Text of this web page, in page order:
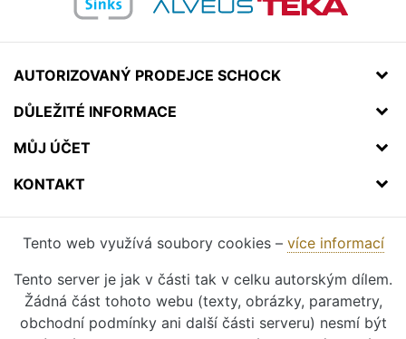
AUTORIZOVANÝ PRODEJCE SCHOCK
DŮLEŽITÉ INFORMACE
MŮJ ÚČET
KONTAKT
Tento web využívá soubory cookies – více informací
Tento server je jak v části tak v celku autorským dílem.
Žádná část tohoto webu (texty, obrázky, parametry,
obchodní podmínky ani další části serveru) nesmí být